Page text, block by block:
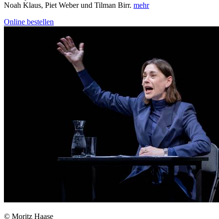
Noah Klaus, Piet Weber und Tilman Birr. mehr
Online bestellen
© Moritz Haase